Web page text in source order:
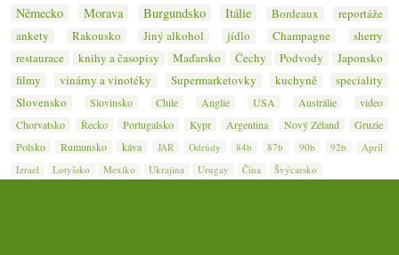
Německo
Morava Burgundsko Itálie Bordeaux
reportáže
ankety
Rakousko Jiný alkohol jídlo Champagne
sherry
restaurace
knihy a časopisy Maďarsko Čechy Podvody
Japonsko
filmy
vinárny a vinotéky Supermarketovky kuchyně
speciality
Slovensko
Slovinsko Chile Anglie USA Austrálie
video
Chorvatsko
Řecko Portugalsko Kypr Argentina Nový Zéland
Gruzie
Polsko
Rumunsko káva JAR Odrůdy 84b 87b 90b 92b
Apríl
Izrael
Lotyšsko Mexiko Ukrajina Urugay Čína Švýcarsko